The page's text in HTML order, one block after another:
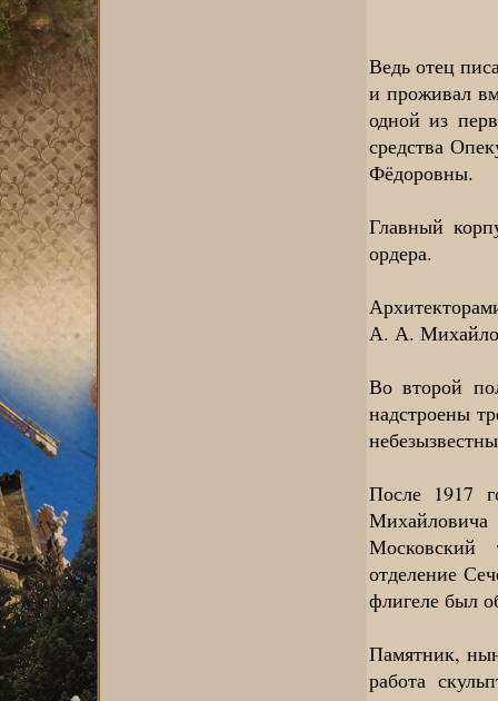
Ведь отец
и проживал
одной из
средства
Фёдоровны.
Главный
ордера.
А. А.
Во второй
надстроены
После 1917
Михайловича
Московский
отделение
флигеле был
Памятник,
работа